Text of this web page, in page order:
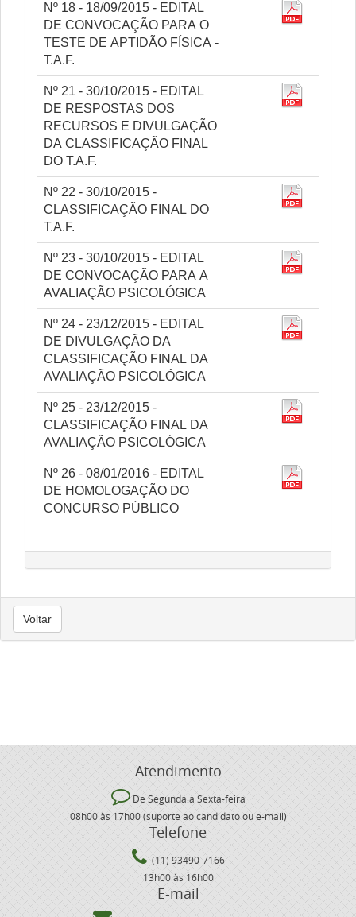
Nº 18 - 18/09/2015 - EDITAL
DE CONVOCAÇÃO PARA O
TESTE DE APTIDÃO FÍSICA -
T.A.F.
Nº 21 - 30/10/2015 - EDITAL
DE RESPOSTAS DOS
RECURSOS E DIVULGAÇÃO
DA CLASSIFICAÇÃO FINAL
DO T.A.F.
Nº 22 - 30/10/2015 -
CLASSIFICAÇÃO FINAL DO
T.A.F.
Nº 23 - 30/10/2015 - EDITAL
DE CONVOCAÇÃO PARA A
AVALIAÇÃO PSICOLÓGICA
Nº 24 - 23/12/2015 - EDITAL
DE DIVULGAÇÃO DA
CLASSIFICAÇÃO FINAL DA
AVALIAÇÃO PSICOLÓGICA
Nº 25 - 23/12/2015 -
CLASSIFICAÇÃO FINAL DA
AVALIAÇÃO PSICOLÓGICA
Nº 26 - 08/01/2016 - EDITAL
DE HOMOLOGAÇÃO DO
CONCURSO PÚBLICO
Voltar
Atendimento
De Segunda a Sexta-feira
08h00 às 17h00 (suporte ao candidato ou e-mail)
Telefone
(11) 93490-7166
13h00 às 16h00
E-mail